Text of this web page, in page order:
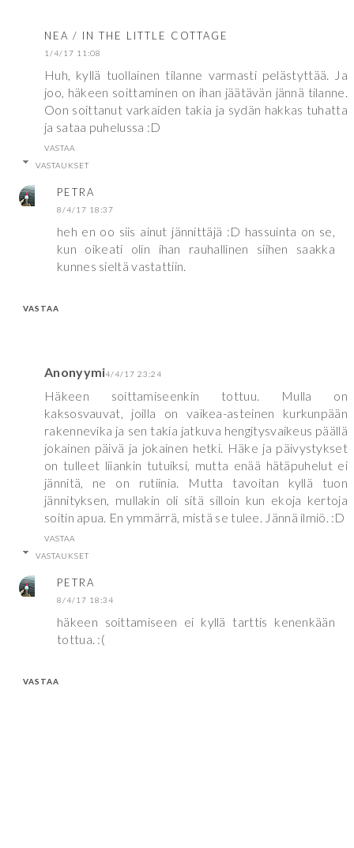
NEA / IN THE LITTLE COTTAGE
1/4/17 11:08
Huh, kyllä tuollainen tilanne varmasti pelästyttää. Ja
joo, häkeen soittaminen on ihan jäätävän jännä tilanne.
Oon soittanut varkaiden takia ja sydän hakkas tuhatta
ja sataa puhelussa :D
VASTAA
VASTAUKSET
PETRA
8/4/17 18:37
heh en oo siis ainut jännittäjä :D hassuinta on se,
kun oikeati olin ihan rauhallinen siihen saakka
kunnes sieltä vastattiin.
VASTAA
Anonyymi4/4/17 23:24
Häkeen soittamiseenkin tottuu. Mulla on
kaksosvauvat, joilla on vaikea-asteinen kurkunpään
rakennevika ja sen takia jatkuva hengitysvaikeus päällä
jokainen päivä ja jokainen hetki. Häke ja päivystykset
on tulleet liiankin tutuiksi, mutta enää hätäpuhelut ei
jännitä, ne on rutiinia. Mutta tavoitan kyllä tuon
jännityksen, mullakin oli sitä silloin kun ekoja kertoja
soitin apua. En ymmärrä, mistä se tulee. Jännä ilmiö. :D
VASTAA
VASTAUKSET
PETRA
8/4/17 18:34
häkeen soittamiseen ei kyllä tarttis kenenkään
tottua. :(
VASTAA